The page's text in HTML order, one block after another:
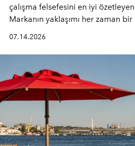
çalışma felsefesini en iyi
Markanın yaklaşımı her zaman
(savoir-faire) buluşan parçalara
07.14.2026